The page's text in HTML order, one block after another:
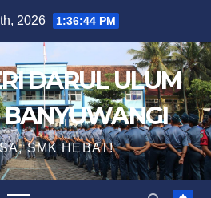
2026 1:36:45 PM
DARUL ULUM
SMK HEBAT!